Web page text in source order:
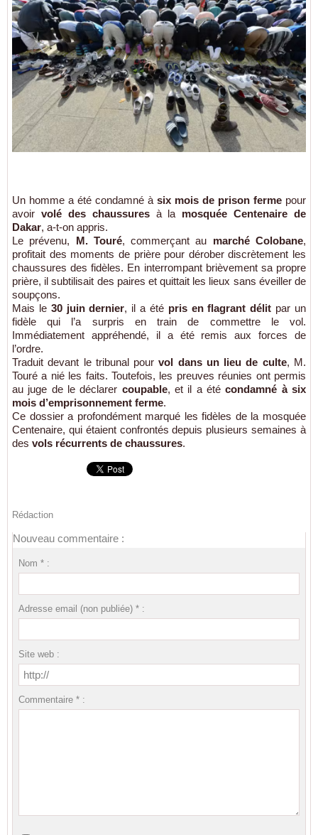
Un homme a été condamné à six mois de prison ferme pour
avoir volé des chaussuresà la mosquée Centenaire de
Dakar, a-t-on appris.
Le prévenu, M. Touré, commerçant au marché Colobane,
profitait des moments de prière pour dérober discrètement les
chaussures des fidèles. En interrompant brièvement sa propre
prière, il subtilisait des paires et quittait les lieux sans éveiller de
soupçons.
Mais le 30 juin dernier, il a été pris en flagrant délit par un
fidèle qui l’a surpris en train de commettre le vol.
Immédiatement appréhendé, il a été remis aux forces de
l’ordre.
Traduit devant le tribunal pourvol dans un lieu de culte, M.
Touré a nié les faits. Toutefois, les preuves réunies ont permis
au juge de le déclarer coupable, et il a étécondamné à six
mois d’emprisonnement ferme.
Ce dossier a profondément marqué les fidèles de la mosquée
Centenaire, qui étaient confrontés depuis plusieurs semaines à
des vols récurrents de chaussures.
Rédaction
Nouveau commentaire :
Nom * :
Adresse email (non publiée) * :
Site web :
Commentaire * :